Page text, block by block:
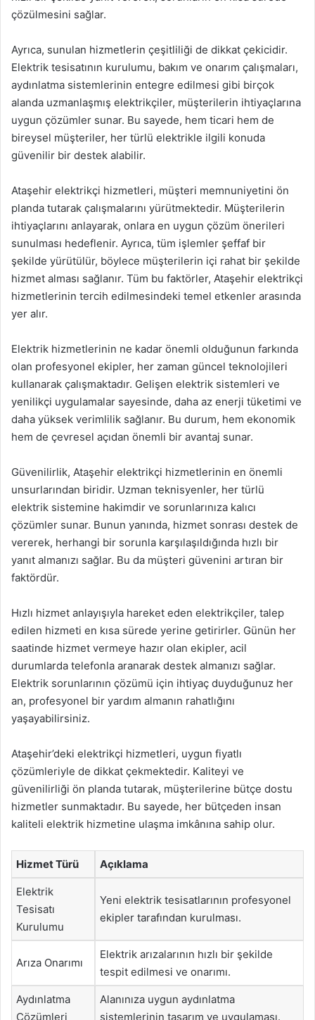
çözülmesini sağlar.
Ayrıca, sunulan hizmetlerin çeşitliliği de dikkat çekicidir.
Elektrik tesisatının kurulumu, bakım ve onarım çalışmaları,
aydınlatma sistemlerinin entegre edilmesi gibi birçok
alanda uzmanlaşmış elektrikçiler, müşterilerin ihtiyaçlarına
uygun çözümler sunar. Bu sayede, hem ticari hem de
bireysel müşteriler, her türlü elektrikle ilgili konuda
güvenilir bir destek alabilir.
Ataşehir elektrikçi hizmetleri, müşteri memnuniyetini ön
planda tutarak çalışmalarını yürütmektedir. Müşterilerin
ihtiyaçlarını anlayarak, onlara en uygun çözüm önerileri
sunulması hedeflenir. Ayrıca, tüm işlemler şeffaf bir
şekilde yürütülür, böylece müşterilerin içi rahat bir şekilde
hizmet alması sağlanır. Tüm bu faktörler, Ataşehir elektrikçi
hizmetlerinin tercih edilmesindeki temel etkenler arasında
yer alır.
Elektrik hizmetlerinin ne kadar önemli olduğunun farkında
olan profesyonel ekipler, her zaman güncel teknolojileri
kullanarak çalışmaktadır. Gelişen elektrik sistemleri ve
yenilikçi uygulamalar sayesinde, daha az enerji tüketimi ve
daha yüksek verimlilik sağlanır. Bu durum, hem ekonomik
hem de çevresel açıdan önemli bir avantaj sunar.
Güvenilirlik, Ataşehir elektrikçi hizmetlerinin en önemli
unsurlarından biridir. Uzman teknisyenler, her türlü
elektrik sistemine hakimdir ve sorunlarınıza kalıcı
çözümler sunar. Bunun yanında, hizmet sonrası destek de
vererek, herhangi bir sorunla karşılaşıldığında hızlı bir
yanıt almanızı sağlar. Bu da müşteri güvenini artıran bir
faktördür.
Hızlı hizmet anlayışıyla hareket eden elektrikçiler, talep
edilen hizmeti en kısa sürede yerine getirirler. Günün her
saatinde hizmet vermeye hazır olan ekipler, acil
durumlarda telefonla aranarak destek almanızı sağlar.
Elektrik sorunlarının çözümü için ihtiyaç duyduğunuz her
an, profesyonel bir yardım almanın rahatlığını
yaşayabilirsiniz.
Ataşehir’deki elektrikçi hizmetleri, uygun fiyatlı
çözümleriyle de dikkat çekmektedir. Kaliteyi ve
güvenilirliği ön planda tutarak, müşterilerine bütçe dostu
hizmetler sunmaktadır. Bu sayede, her bütçeden insan
kaliteli elektrik hizmetine ulaşma imkânına sahip olur.
Hizmet Türü Açıklama
Elektrik
Tesisatı
Kurulumu
Yeni elektrik tesisatlarının profesyonel
ekipler tarafından kurulması.
Arıza Onarımı
Elektrik arızalarının hızlı bir şekilde
tespit edilmesi ve onarımı.
Aydınlatma
Çözümleri
Alanınıza uygun aydınlatma
sistemlerinin tasarım ve uygulaması.